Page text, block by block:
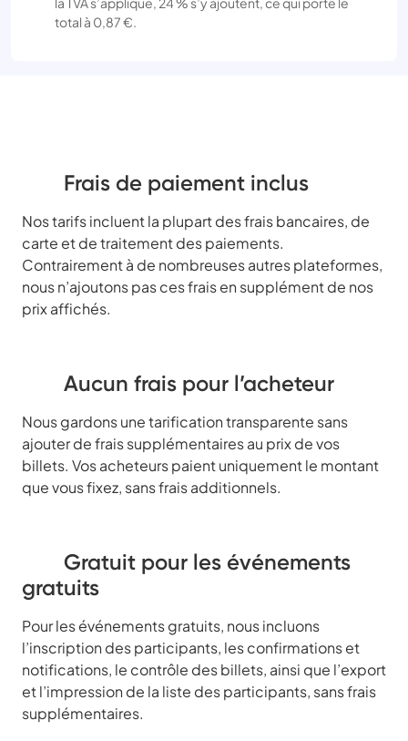
total à 0,87 €.
Frais de paiement inclus
Nos tarifs incluent la plupart des frais bancaires, de
carte et de traitement des paiements.
Contrairement à de nombreuses autres plateformes,
nous n’ajoutons pas ces frais en supplément de nos
prix affichés.
Aucun frais pour l’acheteur
Nous gardons une tarification transparente sans
ajouter de frais supplémentaires au prix de vos
billets. Vos acheteurs paient uniquement le montant
que vous fixez, sans frais additionnels.
Gratuit pour les événements
gratuits
Pour les événements gratuits, nous incluons
l’inscription des participants, les confirmations et
notifications, le contrôle des billets, ainsi que l’export
et l’impression de la liste des participants, sans frais
supplémentaires.